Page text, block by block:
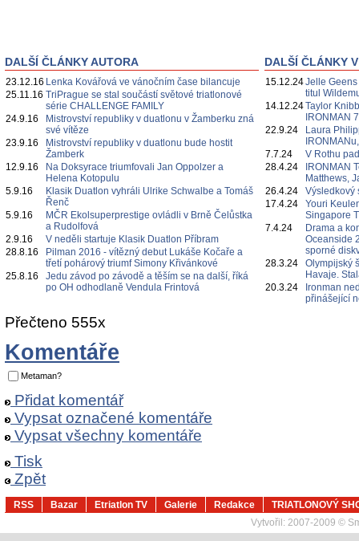
DALŠÍ ČLÁNKY AUTORA
23.12.16 Lenka Kovářová ve vánočním čase bilancuje
25.11.16 TriPrague se stal součástí světové triatlonové
série CHALLENGE FAMILY
24.9.16
Mistrovství republiky v duatlonu v Žamberku zná
své vítěze
23.9.16
Mistrovství republiky v duatlonu bude hostit
Žamberk
12.9.16
Na Doksyrace triumfovali Jan Oppolzer a
Helena Kotopulu
5.9.16
Klasik Duatlon vyhráli Ulrike Schwalbe a Tomáš
Řenč
5.9.16
MČR Ekolsuperprestige ovládli v Brně Čelůstka
a Rudolfová
2.9.16
V neděli startuje Klasik Duatlon Příbram
28.8.16
Pilman 2016 - vítězný debut Lukáše Kočaře a
třetí pohárový triumf Simony Křivánkové
25.8.16
Jedu závod po závodě a těším se na další, říká
po OH odhodlaně Vendula Frintová
DALŠÍ ČLÁNKY
15.12.24Jelle
titul
14.12.24Taylor
IRONMAN
22.9.24
Laura
7.7.24
V Rothu
28.4.24
IRONMAN
Matthews,
26.4.24
Výsledkový
17.4.24
Youri
Singapore
7.4.24
Drama a
Oceanside
sporné
28.3.24
Olympijský
Havaje.
20.3.24
Ironman
přinášející
Přečteno 555x
Komentáře
Metaman?
Přidat komentář
Vypsat označené komentáře
Vypsat všechny komentáře
Tisk
Zpět
RSS Bazar Etriatlon TV Galerie Redakce
TRIATLONOVÝ
Vytvořil: 2007-2009 ©